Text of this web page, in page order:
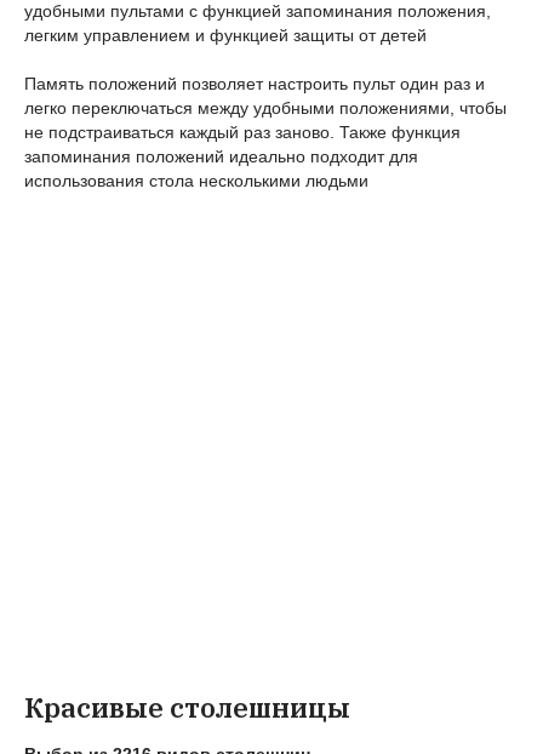
удобными пультами с функцией запоминания положения,
легким управлением и функцией защиты от детей
Память положений позволяет настроить пульт один раз и
легко переключаться между удобными положениями, чтобы
не подстраиваться каждый раз заново. Также функция
запоминания положений идеально подходит для
использования стола несколькими людьми
Красивые столешницы